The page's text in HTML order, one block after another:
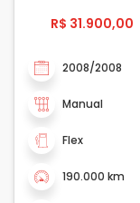
R$ 31.900,00
2008/2008
Manual
Flex
190.000 km